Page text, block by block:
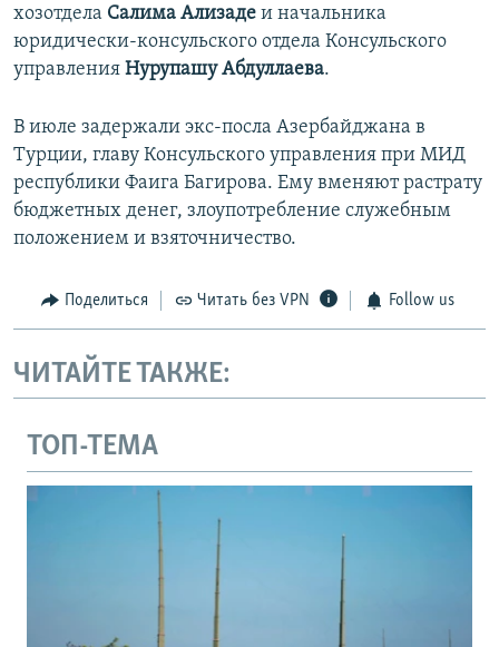
хозотдела Салима Ализаде и начальника
юридически-консульского отдела Консульского
управления Нурупашу Абдуллаева.
В июле задержали экс-посла Азербайджана в
Турции, главу Консульского управления при МИД
республики Фаига Багирова. Ему вменяют растрату
бюджетных денег, злоупотребление служебным
положением и взяточничество.
Поделиться Читать без VPN Follow us
ЧИТАЙТЕ ТАКЖЕ:
ТОП-ТЕМА